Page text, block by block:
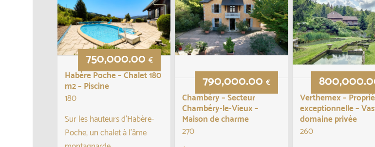
Au sein de la très recherchée
résidence L’Éloge, sécurisée
datant de 2020, d�...
d’exception de 194 m2 aux
normes handicapés Dernier
étage avec ascenseur
Idéalement situé en plein
cœur de Chambéry, au
calme, ce somptueux a...
particulier en parfait
géré par un syndic
donc très peu de
Habère Poche – Chalet 180
m2 – Piscine
750,000.00€
180
Sur les hauteurs d’Habère-
Poche, un chalet à l’âme
Chambéry – Secteur
Chambéry-le-Vieux –
Maison de charme
790,000.00€
270
Verthemex –
exceptionnelle –
domaine privée
260